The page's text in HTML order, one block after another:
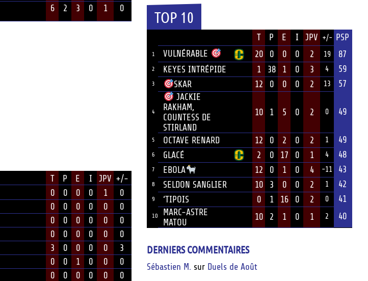
6 2 3 0 1 0
T P E I JPV +/-
0 0 0 0 1 0
0 0 0 0 0 0
0 0 0 0 0 0
0 0 0 0 0 0
3 0 0 0 0 3
0 0 1 0 0 0
0 0 0 0 0 0
TOP 10
T P E I JPV +/- PSP
1 VULNÉRABLE 20 0 0 0 2 19 87
2 KEYES INTRÉPIDE 1 38 1 0 3 4 59
3 SKAR 12 0 0 0 2 13 57
4
JACKIE
RAKHAM,
COUNTESS DE
STIRLAND
10 1 5 0 2 0 49
5 OCTAVE RENARD 12 0 2 0 2 1 49
6 GLACÉ 2 0 17 0 1 4 48
7 EBOLA 12 0 1 0 4 -11 43
8 SELDON SANGLIER 10 3 0 0 2 1 42
9 ‘TIPOIS 0 1 16 0 2 0 41
10
MARC-ASTRE
MATOU
10 2 1 0 1 2 40
DERNIERS COMMENTAIRES
Sébastien M. sur Duels de Août